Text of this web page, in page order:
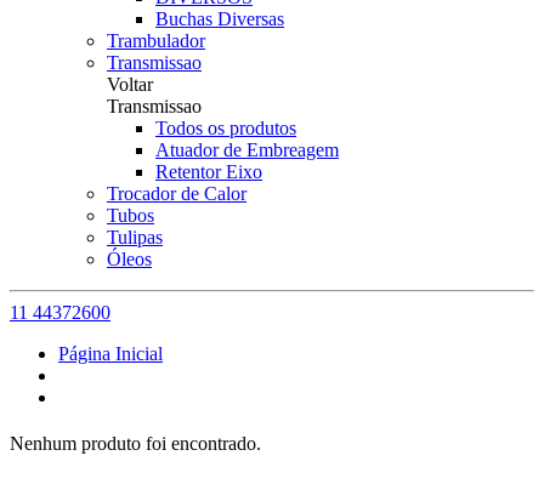
Buchas Diversas
Trambulador
Transmissao
Voltar
Transmissao
Todos os produtos
Atuador de Embreagem
Retentor Eixo
Trocador de Calor
Tubos
Tulipas
Óleos
11 44372600
Página Inicial
Nenhum produto foi encontrado.